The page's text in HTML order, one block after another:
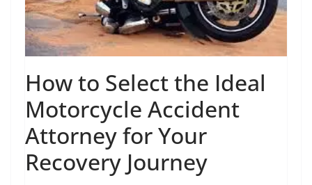
How to Select the Ideal
Motorcycle Accident
Attorney for Your
Recovery Journey